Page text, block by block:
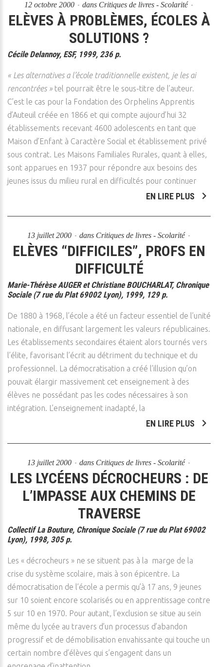
12 octobre 2000 dans Critiques de livres - Scolarité
ELÈVES À PROBLÈMES, ÉCOLES À
SOLUTIONS ?
Cécile Delannoy, ESF, 1999, 236 p.
« Les alternatives a l’école traditionnelle existent, je les ai
rencontrées » tel pourrait être le sous-titre de l’auteur.
C’est le cas pour la Fondation des Orphelins Apprentis
d’Auteuil créée en 1866 et qui compte aujourd’hui 32
établissements recevant 4600 adolescents en tant que
Maison d’Enfant à Caractère Social et établissement privé
sous contrat. Les Maisons Familiales Rurales, quant à elles,
sont apparues en 1937 pour répondre aux besoins des
jeunes issus du milieu rural en difficultés pour continuer
EN LIRE PLUS
13 juillet 2000 dans Critiques de livres - Scolarité
ELÈVES “DIFFICILES”, PROFS EN
DIFFICULTÉ
Marie-Thérèse AUGER et Christiane BOUCHARLAT, Chronique
Sociale (7 rue du Plat 69002 Lyon), 1999, 129 p.
De 1880 à 1968, l’école a été un facteur essentiel de l’unité
nationale, en diffusant largement les valeurs républicaines.
Les établissements secondaires étaient alors tournés vers
l’élite, favorisant l’écrit au détriment du technique et du
professionnel. La démocratisation a créé l’illusion qu’on
pouvait élargir massivement cet enseignement à des
élèves ne possédant pas les codes nécessaires à son
intégration. L’enseignement inadapté, la
EN LIRE PLUS
13 juillet 2000 dans Critiques de livres - Scolarité
LES LYCÉENS DÉCROCHEURS : DE
L’IMPASSE AUX CHEMINS DE
TRAVERSE
Collectif La Bouture, Chronique Sociale (7 rue du Plat 69002
Lyon), 1998, 305 p.
Les « décrocheurs » ne se situent pas à la marge de la
crise du système scolaire, mais à son épicentre. La
démocratisation de l’école a permis qu’à 17 ans, 9 jeunes
sur 10 soient encore scolarisés ou en apprentissage contre
5 sur 10 en 1970. Pour autant, l’exclusion se situe au sein
même du lycée au travers d’un processus d’abandon
progressif et de démobilisation envahissante qui touche un
certain nombre d’élèves qui s’engagent dans un